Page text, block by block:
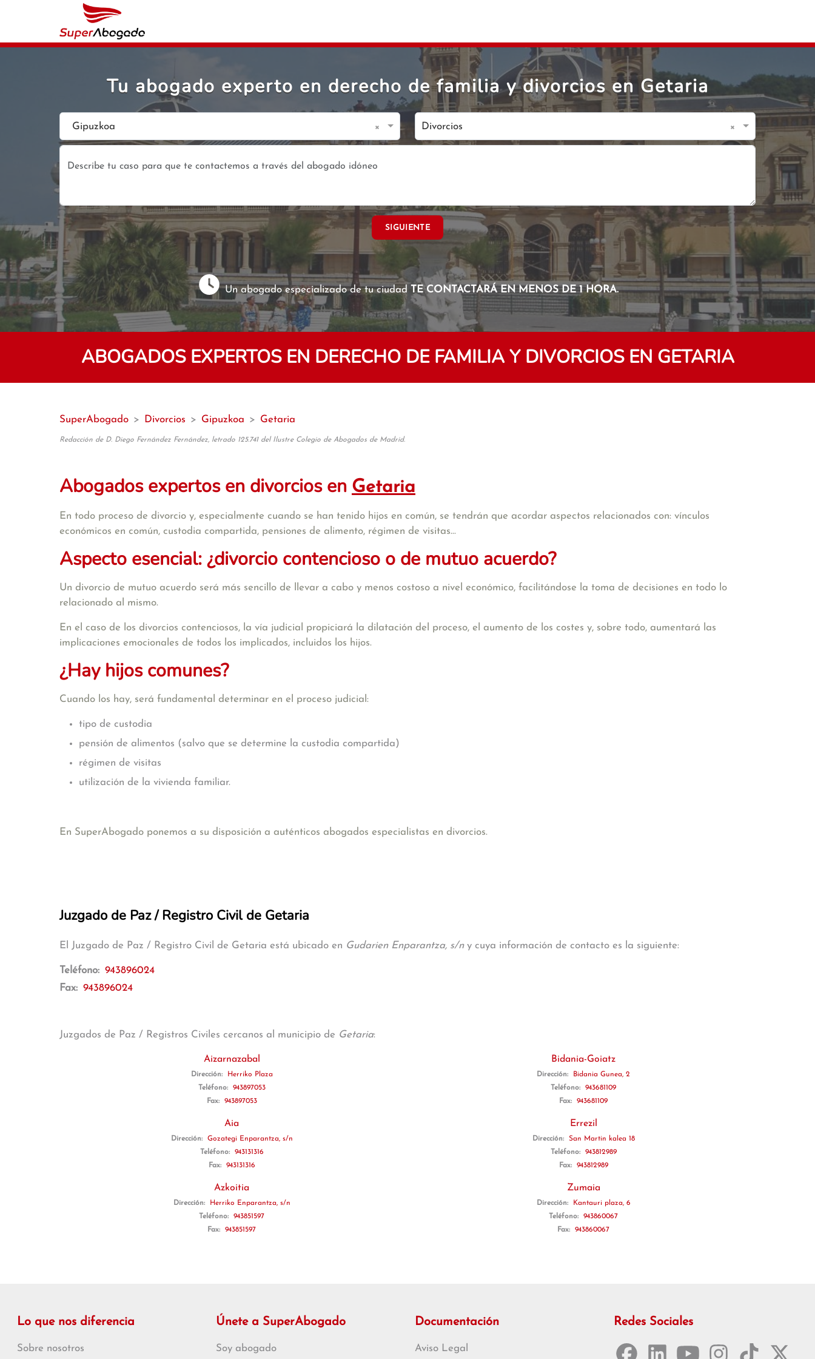
Tu abogado experto en derecho de familia y divorcios en Getaria
Gipuzkoa × Divorcios ×
SIGUIENTE
Un abogado especializado de tu ciudad TE CONTACTARÁ EN MENOS DE 1 HORA.
ABOGADOS EXPERTOS EN DERECHO DE FAMILIA Y DIVORCIOS EN GETARIA
SuperAbogado > Divorcios > Gipuzkoa > Getaria
Redacción de D. Diego Fernández Fernández, letrado 125.741 del Ilustre Colegio de Abogados de Madrid.
Abogados expertos en divorcios en Getaria
En todo proceso de divorcio y, especialmente cuando se han tenido hijos en común, se tendrán que acordar aspectos relacionados con: vínculos
económicos en común, custodia compartida, pensiones de alimento, régimen de visitas...
Aspecto esencial: ¿divorcio contencioso o de mutuo acuerdo?
Un divorcio de mutuo acuerdo será más sencillo de llevar a cabo y menos costoso a nivel económico, facilitándose la toma de decisiones en todo lo
relacionado al mismo.
En el caso de los divorcios contenciosos, la vía judicial propiciará la dilatación del proceso, el aumento de los costes y, sobre todo, aumentará las
implicaciones emocionales de todos los implicados, incluidos los hijos.
¿Hay hijos comunes?
Cuando los hay, será fundamental determinar en el proceso judicial:
tipo de custodia
pensión de alimentos (salvo que se determine la custodia compartida)
régimen de visitas
utilización de la vivienda familiar.
En SuperAbogado ponemos a su disposición a auténticos abogados especialistas en divorcios.
Juzgado de Paz / Registro Civil de Getaria
El Juzgado de Paz / Registro Civil de Getaria está ubicado en Gudarien Enparantza, s/ny cuya información de contacto es la siguiente:
Teléfono: 943896024
Fax: 943896024
Juzgados de Paz / Registros Civiles cercanos al municipio de Getaria:
Aizarnazabal
Dirección:
Herriko Plaza
Teléfono:
943897053
Fax:
943897053
Aia
Dirección:
Gozategi Enparantza, s/n
Teléfono:
943131316
Fax:
943131316
Azkoitia
Dirección:
Herriko Enparantza, s/n
Teléfono:
943851597
Fax:
943851597
Bidania-Goiatz
Dirección:
Bidania Gunea, 2
Teléfono:
943681109
Fax:
943681109
Errezil
Dirección:
San Martin kalea 18
Teléfono:
943812989
Fax:
943812989
Zumaia
Dirección:
Kantauri plaza, 6
Teléfono:
943860067
Fax:
943860067
Lo que nos diferencia
Sobre nosotros
Únete a SuperAbogado
Soy abogado
Documentación
Aviso Legal
Redes Sociales